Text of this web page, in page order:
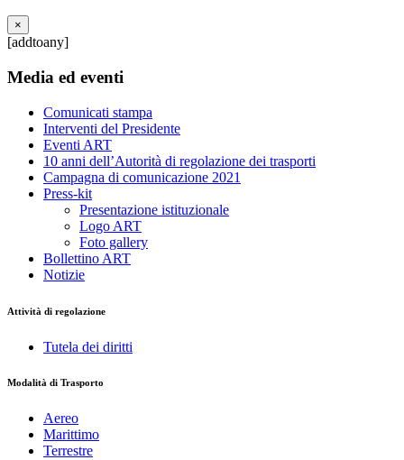
×
[addtoany]
Media ed eventi
Comunicati stampa
Interventi del Presidente
Eventi ART
10 anni dell’Autorità di regolazione dei trasporti
Campagna di comunicazione 2021
Press-kit
Presentazione istituzionale
Logo ART
Foto gallery
Bollettino ART
Notizie
Attività di regolazione
Tutela dei diritti
Modalità di Trasporto
Aereo
Marittimo
Terrestre